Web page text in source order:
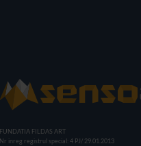
FUNDATIA FILDAS ART
Nr inreg registrul special: 4 PJ/ 29.01.2013